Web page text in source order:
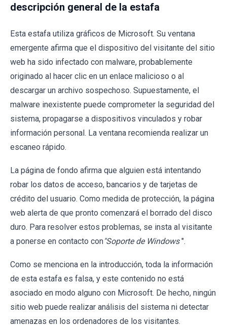
descripción general de la estafa
Esta estafa utiliza gráficos de Microsoft. Su ventana
emergente afirma que el dispositivo del visitante del sitio
web ha sido infectado con malware, probablemente
originado al hacer clic en un enlace malicioso o al
descargar un archivo sospechoso. Supuestamente, el
malware inexistente puede comprometer la seguridad del
sistema, propagarse a dispositivos vinculados y robar
información personal. La ventana recomienda realizar un
escaneo rápido.
La página de fondo afirma que alguien está intentando
robar los datos de acceso, bancarios y de tarjetas de
crédito del usuario. Como medida de protección, la página
web alerta de que pronto comenzará el borrado del disco
duro. Para resolver estos problemas, se insta al visitante
a ponerse en contacto con"Soporte de Windows ".
Como se menciona en la introducción, toda la información
de esta estafa es falsa, y este contenido no está
asociado en modo alguno con Microsoft. De hecho, ningún
sitio web puede realizar análisis del sistema ni detectar
amenazas en los ordenadores de los visitantes.